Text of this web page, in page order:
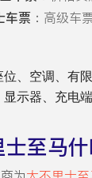
车票 ：高级车
位、空调、有
显示器、充电
士至马